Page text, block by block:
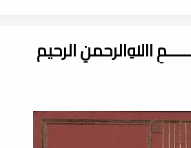
اﷲِالرحمنِ الرحيم